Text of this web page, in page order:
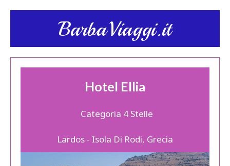
BarbaViaggi.it
Hotel Ellia
Categoria 4 Stelle
Lardos - Isola Di Rodi, Grecia